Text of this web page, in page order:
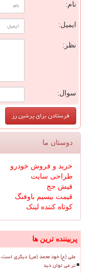
نام:
ایمیل:
نظر:
سوال:
دوستان ما
خرید و فروش خودرو
طراحی سایت
فیش حج
قیمت بیسیم باوفنگ
کوتاه کننده لینک
پربیننده ترین ها
علی (ع) خود محمد (ص) دیگری است،
تر می توان دید